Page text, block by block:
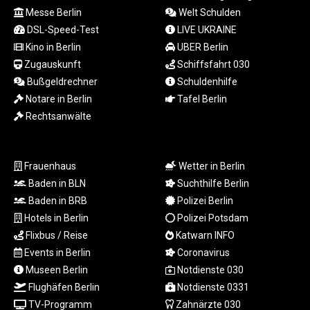
RSD 117.953626
RUB 94.679224
RWF
SAR 4.370455
SBD 9.325039
SCR 16.735107
SLE 28.445176
SOS 694.263682
SRD 43.778814
STD
23929.673396
STN 24.712399
SVC 10.11514
SZL 18.781467
THB 38.210709
TJS 10.664099
Messe Berlin
DSL-Speed-Test
Kino in Berlin
Zugauskunft
Bußgeldrechner
Notare in Berlin
Rechtsanwälte
Welt Schulden
LIVE UKRAINE
UBER Berlin
Schiffsfahrt 030
Schuldenhilfe
Tafel Berlin
Frauenhaus
Baden in BLN
Baden in BRB
Hotels in Berlin
Flixbus / Reise
Events in Berlin
Museen Berlin
Flughäfen Berlin
TV-Programm
Wetter in Berlin
Suchthilfe Berlin
Polizei Berlin
Polizei Potsdam
Katwarn INFO
Coronavirus
Notdienste 030
Notdienste 0331
Zahnärzte 030